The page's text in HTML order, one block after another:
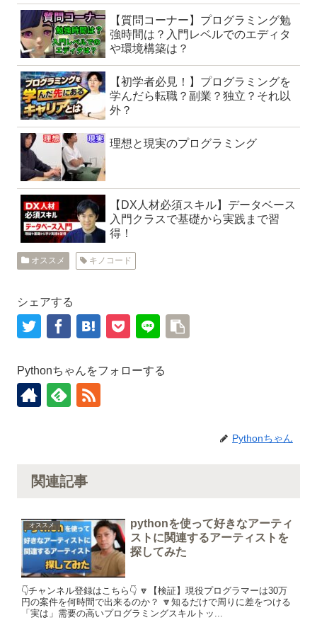
【質問コーナー】プログラミング勉
強時間は？入門レベルでのエディタ
や環境構築は？
【初学者必見！】プログラミングを
学んだら転職？副業？独立？それ以
外？
理想と現実のプログラミング
【DX人材必須スキル】データベース
入門クラスで基礎から実践まで習
得！
オススメ キノコード
シェアする
Pythonちゃんをフォローする
Pythonちゃん
関連記事
オススメ
pythonを使って好きなアーティ
ストに関連するアーティストを
探してみた
👇チャンネル登録はこちら👇 🔽【検証】現役プログラマーは30万
円の案件を何時間で出来るのか？ 🔽知るだけで周りに差をつける
「実は」需要の高いプログラミングスキルトッ...